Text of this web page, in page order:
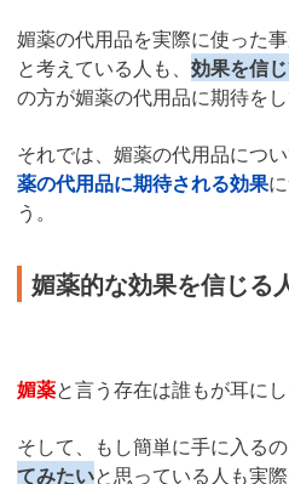
媚薬の代用品を実際に使った
と考えている人も、 効果を信
の方が媚薬の代用品に期待を
それでは、媚薬の代用品につ
薬の代用品に期待される効果
う。
媚薬的な効果を信じる
媚薬と言う存在は誰もが耳に
そして、もし簡単に手に入るの
てみたいと思っている人も実